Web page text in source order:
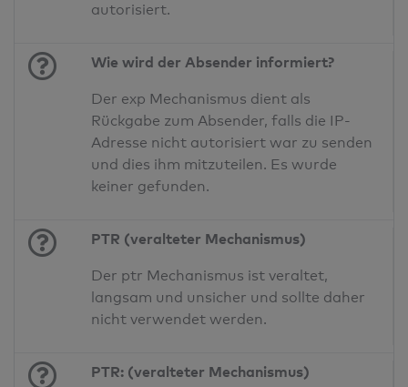
autorisiert.
Wie wird der Absender informiert?
Der exp Mechanismus dient als
Rückgabe zum Absender, falls die IP-
Adresse nicht autorisiert war zu senden
und dies ihm mitzuteilen. Es wurde
keiner gefunden.
PTR (veralteter Mechanismus)
Der ptr Mechanismus ist veraltet,
langsam und unsicher und sollte daher
nicht verwendet werden.
PTR: (veralteter Mechanismus)